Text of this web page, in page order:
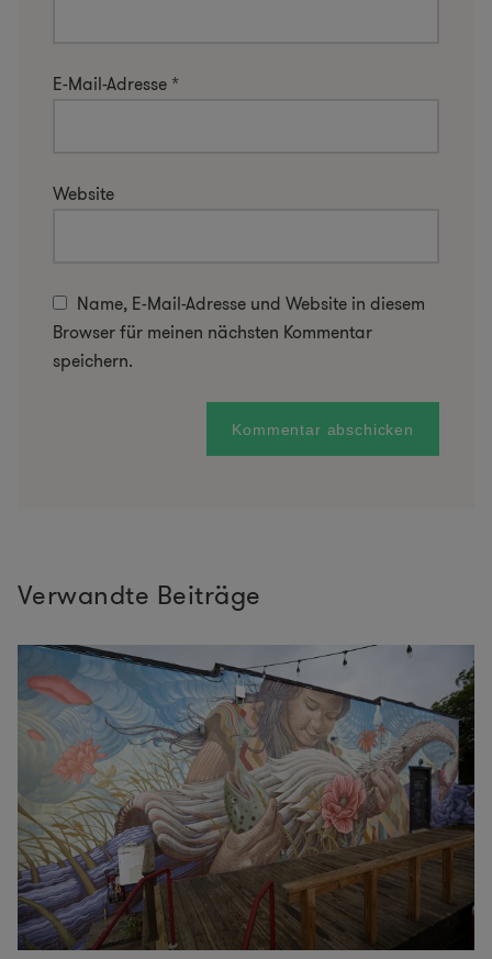
E-Mail-Adresse *
Website
Name, E-Mail-Adresse und Website in diesem
Browser für meinen nächsten Kommentar
speichern.
Verwandte Beiträge